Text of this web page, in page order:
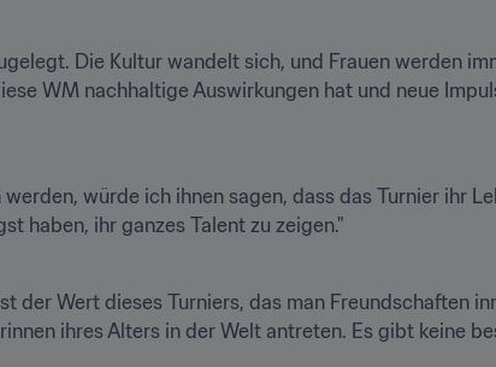
Die Kultur wandelt sich, und Frauen werden
WM nachhaltige Auswirkungen hat und neue
würde ich ihnen sagen, dass das Turnier ihr
der Wert dieses Turniers, das man Freundschaften
ihres Alters in der Welt antreten. Es gibt keine